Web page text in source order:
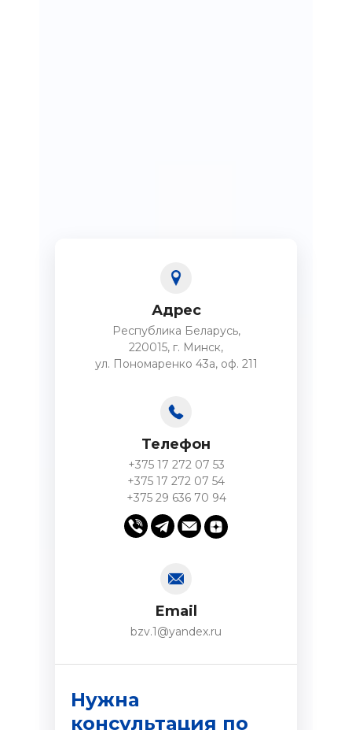
Адрес
Республика Беларусь,
220015, г. Минск,
ул. Пономаренко 43а, оф. 211
Телефон
+375 17 272 07 53
+375 17 272 07 54
+375 29 636 70 94
Email
bzv.1@yandex.ru
Нужна
консультация по